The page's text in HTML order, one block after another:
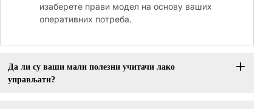
изаберете прави модел на основу ваших
оперативних потреба.
Да ли су ваши мали полезни учитачи лако
управљати?